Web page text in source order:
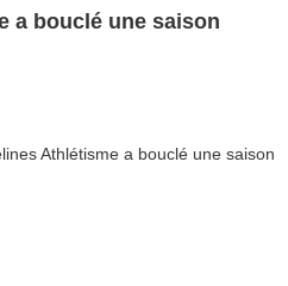
a bouclé une saison